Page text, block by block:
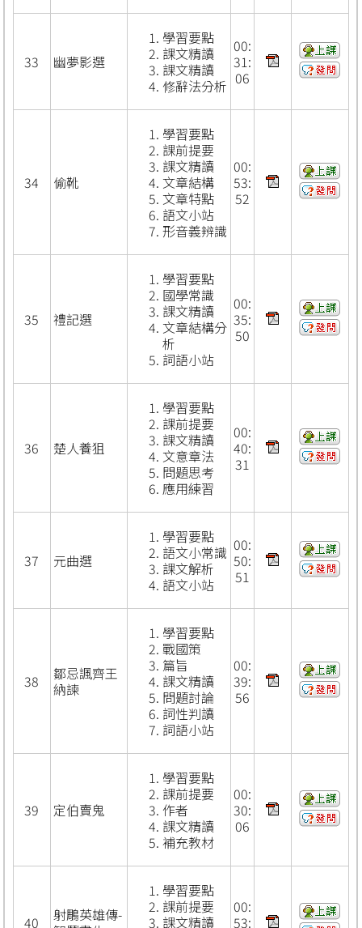
33 幽夢影選
學習要點
課文精讀
課文精讀
修辭法分析
00:
31:
06
34 偷靴
學習要點
課前提要
課文精讀
文章結構
文章特點
語文小站
形音義辨識
00:
53:
52
35 禮記選
學習要點
國學常識
課文精讀
文章結構分
析
詞語小站
00:
35:
50
36 楚人養狙
學習要點
課前提要
課文精讀
文意章法
問題思考
應用練習
00:
40:
31
37 元曲選
學習要點
語文小常識
課文解析
語文小站
00:
50:
51
38
鄒忌諷齊王
納諫
學習要點
戰國策
篇旨
課文精讀
問題討論
詞性判讀
詞語小站
00:
39:
56
39 定伯賣鬼
學習要點
課前提要
作者
課文精讀
補充教材
00:
30:
06
40
射鵰英雄傳-
學習要點
課前提要
課文精讀
00:
53: